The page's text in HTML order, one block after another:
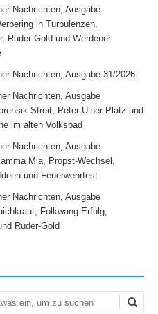
Nachrichten, Ausgabe
in Turbulenzen,
Ruder-Gold und Werdener
Nachrichten, Ausgabe 31/2026:
Nachrichten, Ausgabe
Streit, Peter-Ulner-Platz und
im alten Volksbad
Nachrichten, Ausgabe
Mia, Propst-Wechsel,
und Feuerwehrfest
Nachrichten, Ausgabe
Folkwang-Erfolg,
Ruder-Gold